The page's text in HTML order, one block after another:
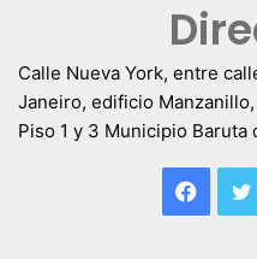
Calle Nueva York, entre
Janeiro, edificio
Piso 1 y 3 Municipio Baruta